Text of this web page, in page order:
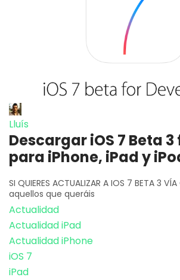
Lluís
Descargar iOS 7 Beta
para iPhone, iPad y
SI QUIERES ACTUALIZAR A IOS 7 BETA 3
aquellos que queráis
Actualidad
Actualidad iPad
Actualidad iPhone
iOS 7
iPad